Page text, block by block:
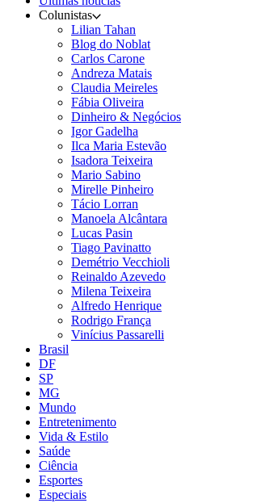
Colunistas
Lilian Tahan
Blog do Noblat
Carlos Carone
Andreza Matais
Claudia Meireles
Fábia Oliveira
Dinheiro & Negócios
Igor Gadelha
Ilca Maria Estevão
Isadora Teixeira
Mario Sabino
Mirelle Pinheiro
Tácio Lorran
Manoela Alcântara
Lucas Pasin
Tiago Pavinatto
Demétrio Vecchioli
Reinaldo Azevedo
Milena Teixeira
Alfredo Henrique
Rodrigo França
Vinícius Passarelli
Brasil
DF
SP
MG
Mundo
Entretenimento
Vida & Estilo
Saúde
Ciência
Esportes
Especiais